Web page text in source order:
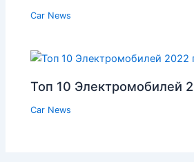
Car News
Топ 10 Электромобилей
Car News